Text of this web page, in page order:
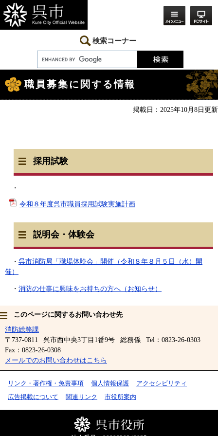
ー
ジ
の
ニ
ュ
ー
本
へ
検索コーナー
文
職員募集に関する情報
掲載日：2025年10月8日更新
採用試験
・
令和８年度呉市職員採用試験実施計画
説明会・体験会
・ 呉市消防局「職場体験会」開催（令和８年８月５日（水）開
催）
・ 消防の仕事に興味をお持ちの方へ（お知らせ）
このページに関するお問い合わせ先
消防総務課
〒737-0811
呉市西中央3丁目1番9号 総務係
Tel：0823-26-0303
Fax：0823-26-0308
メールでのお問い合わせはこちら
リンク・著作権・免責事項 個人情報保護
アクセシビリティ
広告掲載について
関連リンク 市役所案内